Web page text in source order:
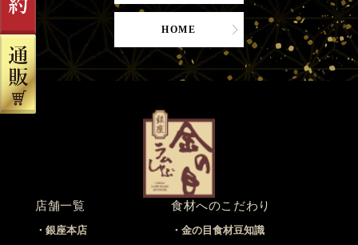
HOME
店舗一覧
銀座本店
食材へのこだわり
金の目食材豆知識